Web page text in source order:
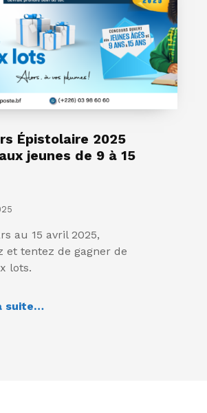
Épistolaire 2025
jeunes de 9 à 15
au 15 avril 2025,
et tentez de gagner de
lots.
suite…